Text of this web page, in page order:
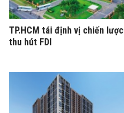
TP.HCM tái định vị chiến lược
thu hút FDI